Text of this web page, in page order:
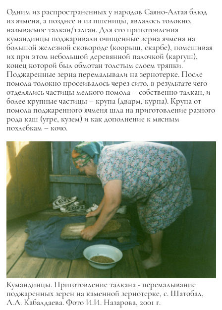
Одним из распространенных у народов Саяно-Алтая блюд
из ячменя, а позднее и из пшеницы, являлось толокно,
называемое талкан/талган. Для его приготовления
кумандинцы поджаривали очищенные зерна ячменя на
большой железной сковороде (коорыш, скарбе), помешивая
их при этом небольшой деревянной палочкой (каргуш),
конец которой был обмотан толстым слоем тряпки.
Поджаренные зерна перемалывали на зернотерке. После
помола толокно просеивалось через сито, в результате чего
отделялись частицы мелкого помола – собственно талкан, и
более крупные частицы – крупа (дварм, курпа). Крупа от
помола поджаренного ячменя шла на приготовление разного
рода каш (угре, кузем) и как дополнение к мясным
похлебкам – кочо.
Кумандинцы. Приготовление талкана - перемалывание
поджаренных зерен на каменной зернотерке, с. Шатобал,
Л.А. Кабалдаева. Фото И.И. Назарова, 2001 г.